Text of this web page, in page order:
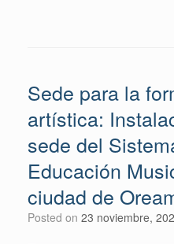
Sede para la
artística:
sede del
Educación
ciudad de
Posted on 23 noviembre,